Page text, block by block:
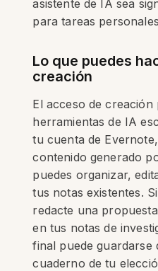
asistente de IA sea
para tareas
Lo que puedes
creación
El acceso de creación
herramientas de IA
tu cuenta de
contenido generado
puedes organizar,
tus notas existentes.
redacte una
en tus notas de
final puede guardarse
cuaderno de tu